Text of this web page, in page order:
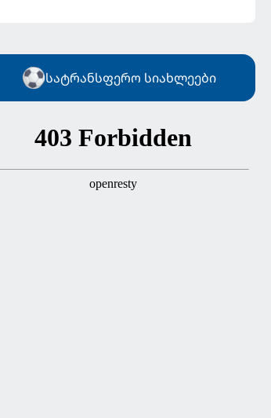
სატრანსფერო სიახლეები